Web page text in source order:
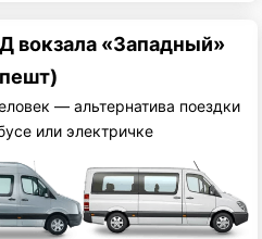
вокзала «Западный»
— альтернатива поездки
или электричке